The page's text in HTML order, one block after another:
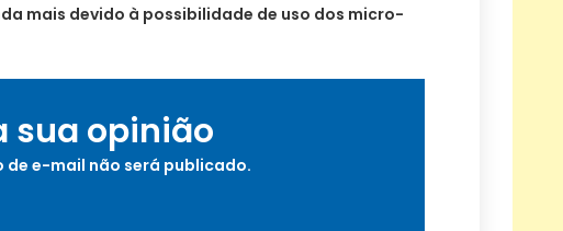
mais devido à possibilidade de uso dos micro-
sua opinião
de e-mail não será publicado.